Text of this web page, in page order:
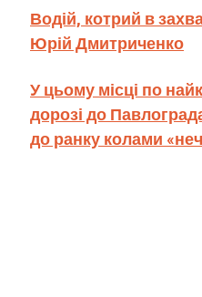
Водій, котрий в
Юрій Дмитриченко
У цьому місці по
дорозі до
до ранку колами